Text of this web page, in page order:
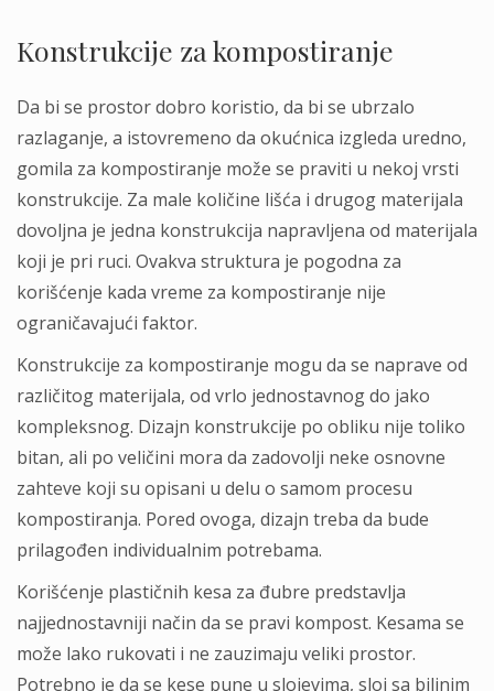
Konstrukcije za kompostiranje
Da bi se prostor dobro koristio, da bi se ubrzalo
razlaganje, a istovremeno da okućnica izgleda uredno,
gomila za kompostiranje može se praviti u nekoj vrsti
konstrukcije. Za male količine lišća i drugog materijala
dovoljna je jedna konstrukcija napravljena od materijala
koji je pri ruci. Ovakva struktura je pogodna za
korišćenje kada vreme za kompostiranje nije
ograničavajući faktor.
Konstrukcije za kompostiranje mogu da se naprave od
različitog materijala, od vrlo jednostavnog do jako
kompleksnog. Dizajn konstrukcije po obliku nije toliko
bitan, ali po veličini mora da zadovolji neke osnovne
zahteve koji su opisani u delu o samom procesu
kompostiranja. Pored ovoga, dizajn treba da bude
prilagođen individualnim potrebama.
Korišćenje plastičnih kesa za đubre predstavlja
najjednostavniji način da se pravi kompost. Kesama se
može lako rukovati i ne zauzimaju veliki prostor.
Potrebno je da se kese pune u slojevima, sloj sa biljnim